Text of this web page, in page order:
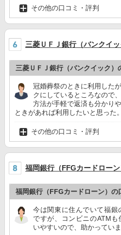
その他の口コミ・評判
三菱ＵＦＪ銀行（バンクイッ
三菱ＵＦＪ銀行（バンクイック）
冠婚葬祭のときに利用した
クにしているところなので
方法が手軽で返済も分かり
ときがあれば利用したいと思った
その他の口コミ・評判
福岡銀行（FFGカードローン
福岡銀行（FFGカードローン）の
今は関東に住んでいて福銀
ですが、コンビニのATM
いやすいので、助かってい